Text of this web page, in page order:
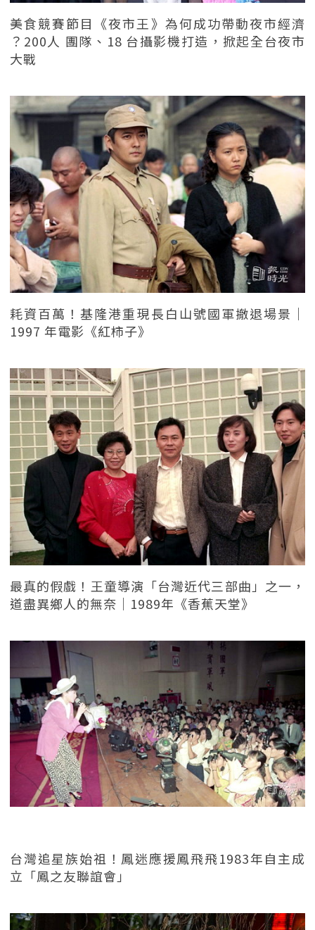
美食競賽節目《夜市王》為何成功帶動夜市經濟
？200人 團隊、18 台攝影機打造，掀起全台夜市
大戰
耗資百萬！基隆港重現長白山號國軍撤退場景｜
1997 年電影《紅柿子》
最真的假戲！王童導演「台灣近代三部曲」之一，
道盡異鄉人的無奈｜1989年《香蕉天堂》
台灣追星族始祖！鳳迷應援鳳飛飛1983年自主成
立「鳳之友聯誼會」